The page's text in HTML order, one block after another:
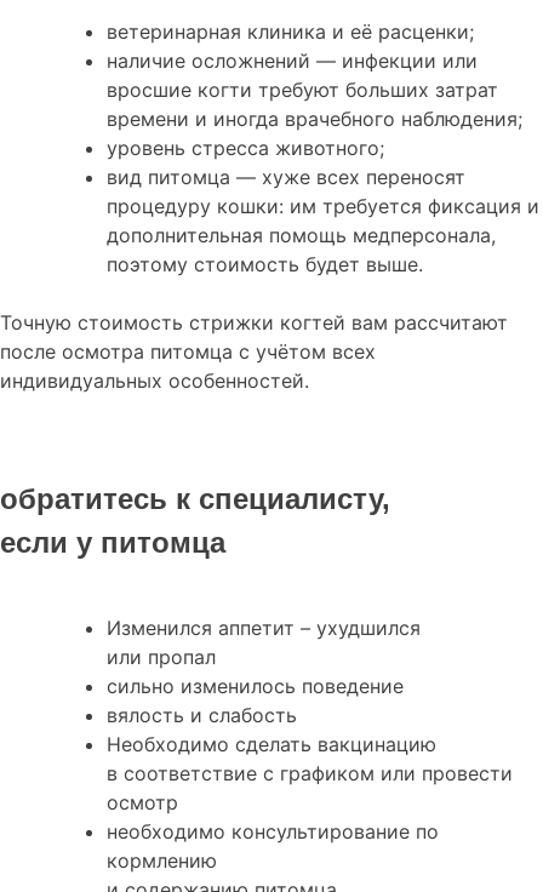
ветеринарная клиника и её расценки;
наличие осложнений — инфекции или
вросшие когти требуют больших затрат
времени и иногда врачебного наблюдения;
уровень стресса животного;
вид питомца — хуже всех переносят
процедуру кошки: им требуется фиксация и
дополнительная помощь медперсонала,
поэтому стоимость будет выше.
Точную стоимость стрижки когтей вам рассчитают
после осмотра питомца с учётом всех
индивидуальных особенностей.
обратитесь к специалисту,
если у питомца
Изменился аппетит – ухудшился
или пропал
сильно изменилось поведение
вялость и слабость
Необходимо сделать вакцинацию
в соответствие с графиком или провести
осмотр
необходимо консультирование по
кормлению